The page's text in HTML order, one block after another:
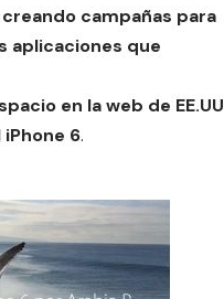
campañas para
aplicaciones que
en la web de EE.UU
6.